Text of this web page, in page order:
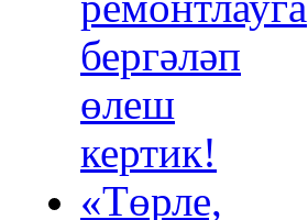
бергәләп
өлеш
кертик!
«Төрле,